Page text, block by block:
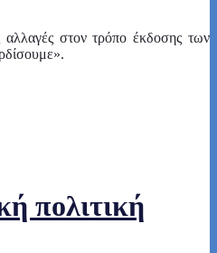
στον τρόπο έκδοσης των
πολιτική